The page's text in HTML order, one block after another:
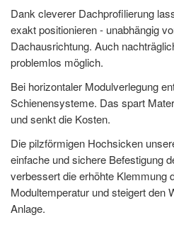
Dank cleverer Dachprofilierung
exakt positionieren - unabhängig
Dachausrichtung. Auch
problemlos möglich.
Bei horizontaler Modulverlegung
Schienensysteme. Das spart
und senkt die Kosten.
Die pilzförmigen Hochsicken
einfache und sichere Befestigung
verbessert die erhöhte Klemmung
Modultemperatur und steigert den
Anlage.